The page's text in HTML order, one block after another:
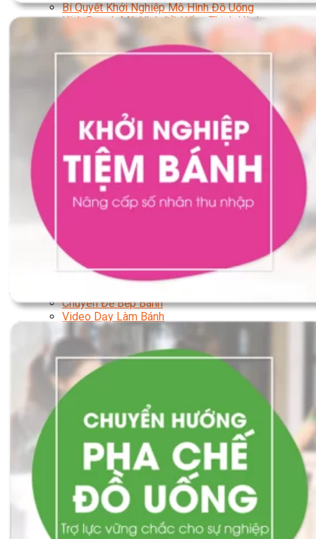
Bí Quyết Khởi Nghiệp Mô Hình Đồ Uống
Kinh Doanh Mô Hình Đồ Uống Thịnh Hành
Kinh Doanh Chuỗi Và Nhượng Quyền
Tiếng Anh Chuyên Ngành Pha Chế
Học Làm Kem
Học Pha Chế Trà Sữa
Chuyên Đề Pha Chế
Làm Bánh
Nghiệp Vụ Bếp Trưởng Bếp Bánh
Nghiệp Vụ Bếp Bánh Quốc Tế
Nghiệp Vụ Quản Lý Bếp Bánh
Nghiệp Vụ Bánh Kem
Bánh Việt
Bánh Nhật
Bánh Mì Nâng Cao
Bánh Kinh Doanh
Handmade Mini Cake
Master Class
Chuyên Đề Bếp Bánh
Video Dạy Làm Bánh
Quản Trị NHKS
Quản Trị Nhà Hàng Khách Sạn Quốc Tế
Nghiệp Vụ Quản Lý NH-KS
Quản Lý Nhà Hàng Chuyên Nghiệp
Quản Lý Khách Sạn Chuyên Nghiệp
Nghiệp Vụ Quản Lý Nhà Hàng
Nghiệp Vụ Lễ Tân Chuyên Nghiệp
Giám Đốc Điều Hành Nhà Hàng
Khởi Sự Kinh Doanh Khách Sạn
Khởi Sự Kinh Doanh Nhà Hàng
Khởi Sự Kinh Doanh Khách Sạn Mini – Homestay –
AirBnB
Kiến Thức & Kỹ Năng Ngành NH – KS
Marketing
Digital Marketing